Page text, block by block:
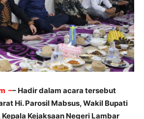
–– Hadir dalam acara tersebut
Hi. Parosil Mabsus, Wakil Bupati
Kepala Kejaksaan Negeri Lambar